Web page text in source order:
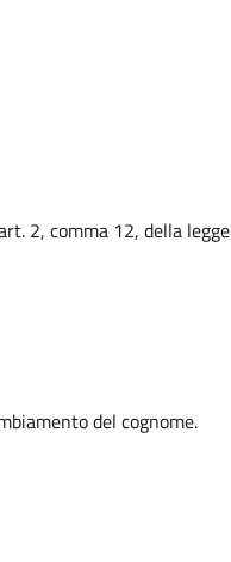
2, comma 12, della legge
del cognome.